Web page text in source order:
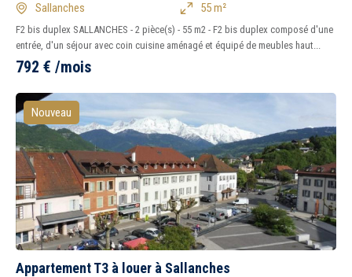
Sallanches 55 m²
F2 bis duplex SALLANCHES - 2 pièce(s) - 55 m2 - F2 bis duplex composé d'une
entrée, d'un séjour avec coin cuisine aménagé et équipé de meubles haut...
792 € /mois
Nouveau
Appartement T3 à louer à Sallanches